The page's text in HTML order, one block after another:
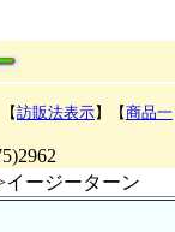
訪販法表示】【商品一
イージーターン